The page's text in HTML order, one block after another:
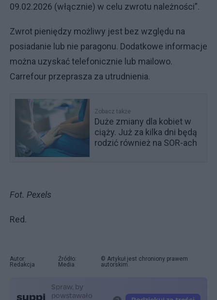
09.02.2026 (włącznie) w celu zwrotu należności”.
Zwrot pieniędzy możliwy jest bez względu na
posiadanie lub nie paragonu. Dodatkowe informacje
można uzyskać telefonicznie lub mailowo.
Carrefour przeprasza za utrudnienia.
Zobacz także
Duże zmiany dla kobiet w
ciąży. Już za kilka dni będą
rodzić również na SOR-ach
Fot. Pexels
Red.
Autor:
Redakcja
Źródło:
Media
© Artykuł jest chroniony prawem
autorskim.